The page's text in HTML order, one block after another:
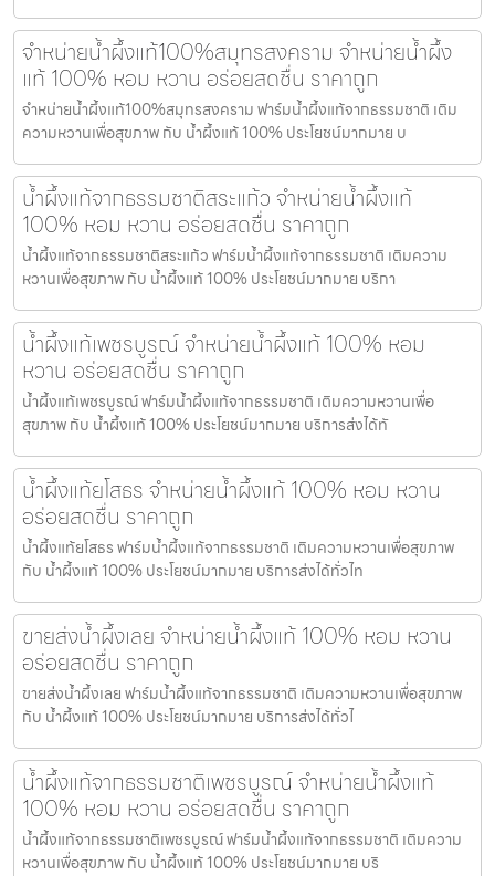
จำหน่ายน้ำผึ้งแท้100%สมุทรสงคราม จำหน่ายน้ำผึ้ง
แท้ 100% หอม หวาน อร่อยสดชื่น ราคาถูก
จำหน่ายน้ำผึ้งแท้100%สมุทรสงคราม ฟาร์มน้ำผึ้งแท้จากธรรมชาติ เติม
ความหวานเพื่อสุขภาพ กับ น้ำผึ้งแท้ 100% ประโยชน์มากมาย บ
น้ำผึ้งแท้จากธรรมชาติสระแก้ว จำหน่ายน้ำผึ้งแท้
100% หอม หวาน อร่อยสดชื่น ราคาถูก
น้ำผึ้งแท้จากธรรมชาติสระแก้ว ฟาร์มน้ำผึ้งแท้จากธรรมชาติ เติมความ
หวานเพื่อสุขภาพ กับ น้ำผึ้งแท้ 100% ประโยชน์มากมาย บริกา
น้ำผึ้งแท้เพชรบูรณ์ จำหน่ายน้ำผึ้งแท้ 100% หอม
หวาน อร่อยสดชื่น ราคาถูก
น้ำผึ้งแท้เพชรบูรณ์ ฟาร์มน้ำผึ้งแท้จากธรรมชาติ เติมความหวานเพื่อ
สุขภาพ กับ น้ำผึ้งแท้ 100% ประโยชน์มากมาย บริการส่งได้ทั
น้ำผึ้งแท้ยโสธร จำหน่ายน้ำผึ้งแท้ 100% หอม หวาน
อร่อยสดชื่น ราคาถูก
น้ำผึ้งแท้ยโสธร ฟาร์มน้ำผึ้งแท้จากธรรมชาติ เติมความหวานเพื่อสุขภาพ
กับ น้ำผึ้งแท้ 100% ประโยชน์มากมาย บริการส่งได้ทั่วไท
ขายส่งน้ำผึ้งเลย จำหน่ายน้ำผึ้งแท้ 100% หอม หวาน
อร่อยสดชื่น ราคาถูก
ขายส่งน้ำผึ้งเลย ฟาร์มน้ำผึ้งแท้จากธรรมชาติ เติมความหวานเพื่อสุขภาพ
กับ น้ำผึ้งแท้ 100% ประโยชน์มากมาย บริการส่งได้ทั่วไ
น้ำผึ้งแท้จากธรรมชาติเพชรบูรณ์ จำหน่ายน้ำผึ้งแท้
100% หอม หวาน อร่อยสดชื่น ราคาถูก
น้ำผึ้งแท้จากธรรมชาติเพชรบูรณ์ ฟาร์มน้ำผึ้งแท้จากธรรมชาติ เติมความ
หวานเพื่อสุขภาพ กับ น้ำผึ้งแท้ 100% ประโยชน์มากมาย บริ